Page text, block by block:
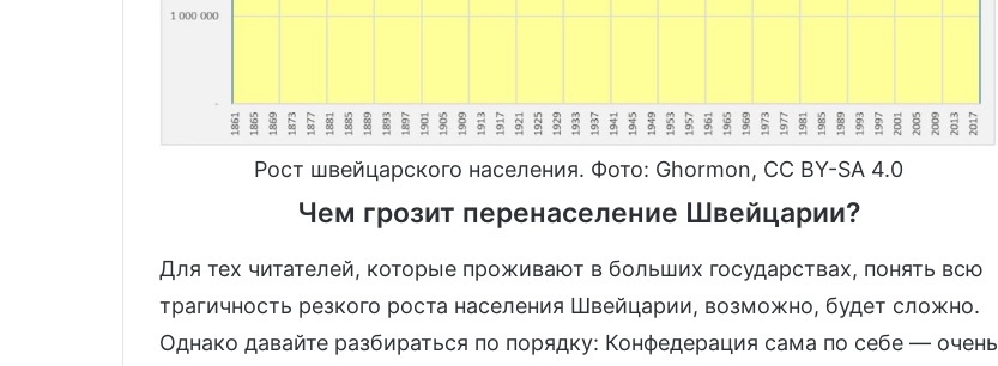
Рост швейцарского населения. Фото: Ghormon, CC BY-SA 4.0
Чем грозит перенаселение Швейцарии?
Для тех читателей, которые проживают в больших государствах, понять всю
трагичность резкого роста населения Швейцарии, возможно, будет сложно.
Однако давайте разбираться по порядку: Конфедерация сама по себе — очень